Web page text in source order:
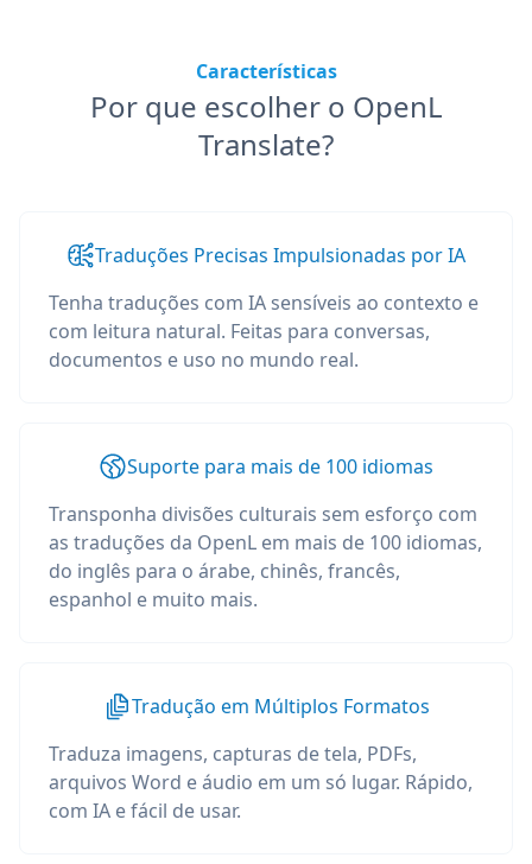
Características
Por que escolher o OpenL
Translate?
Traduções Precisas Impulsionadas por IA
Tenha traduções com IA sensíveis ao contexto e
com leitura natural. Feitas para conversas,
documentos e uso no mundo real.
Suporte para mais de 100 idiomas
Transponha divisões culturais sem esforço com
as traduções da OpenL em mais de 100 idiomas,
do inglês para o árabe, chinês, francês,
espanhol e muito mais.
Tradução em Múltiplos Formatos
Traduza imagens, capturas de tela, PDFs,
arquivos Word e áudio em um só lugar. Rápido,
com IA e fácil de usar.